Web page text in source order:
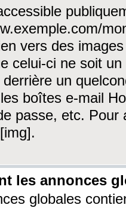
vers des
celui-ci ne soit
un
boîtes e-mail
passe, etc. Pour
les annonces
globales